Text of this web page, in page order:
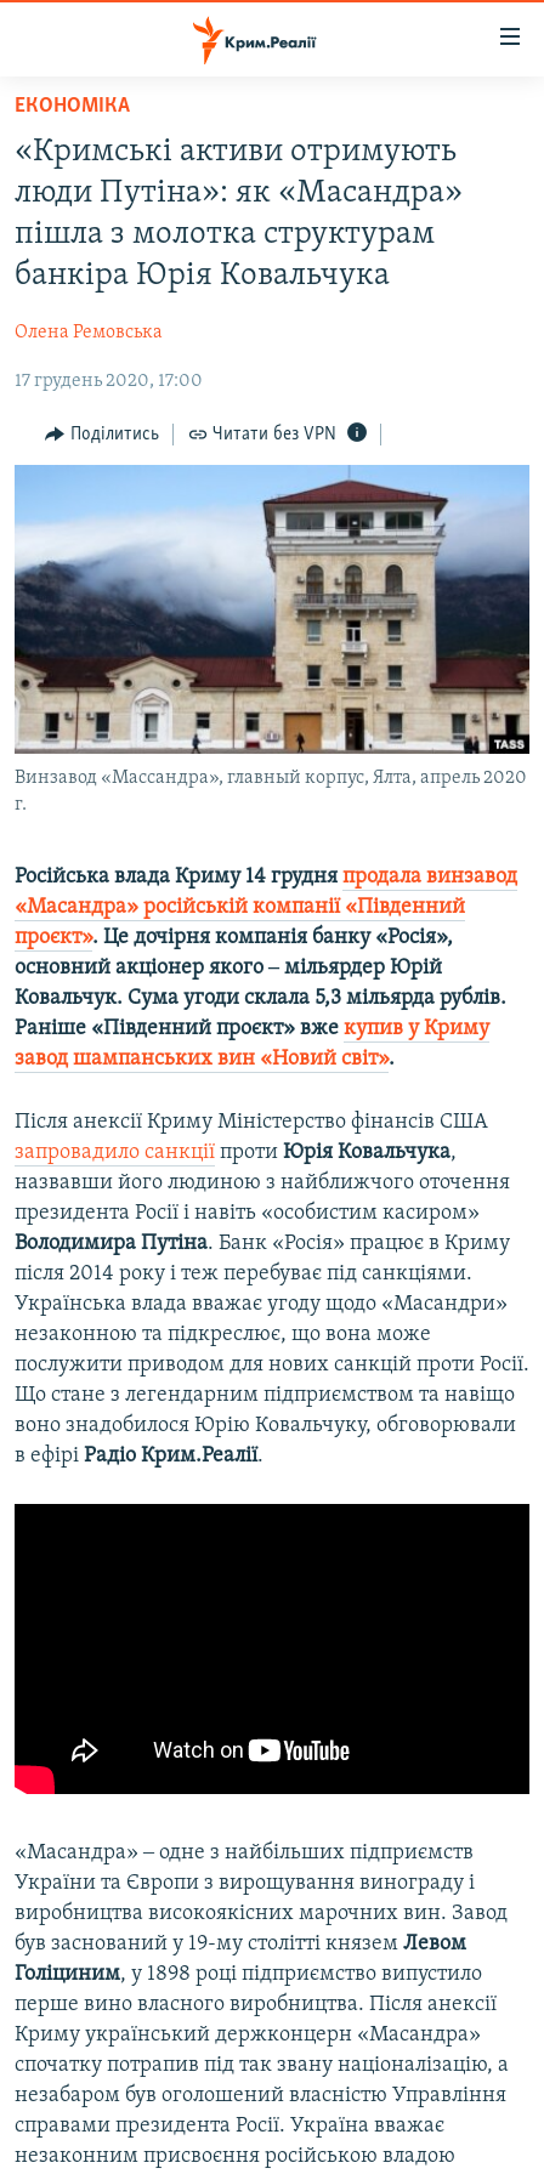
Перейти
основного
матеріалу
Перейти
до
основної
Перейти
до
ВОДА.КРИМ
ВІДЕО ТА ФОТО
ПОЛІТИКА
ІНТЕРВ'Ю
ВСЕ ЗА ДЕНЬ
ДЕПОРТАЦІЯ
ВІДЕОУРОКИ «ELIFBE»
СВІДЧЕННЯ ОКУПАЦІЇ
УКРАЇНСЬКА ПРОБЛЕМА КРИМУ
ІНФОГРАФІКА
ЯК ОБІЙТИ БЛОКУВАННЯ
Русский
Qırımtatar
ДОЛУЧАЙСЯ!
ЕКОНОМІКА
«Кримські активи отримують
люди Путіна»: як «Масандра»
пішла з молотка структурам
банкіра Юрія Ковальчука
Олена Ремовська
17 грудень 2020, 17:00
Поділитись Читати без VPN
Винзавод «Массандра», главный корпус, Ялта, апрель 2020
г.
Російська влада Криму 14 грудня продала винзавод
«Масандра» російській компанії «Південний
проєкт». Це дочірня компанія банку «Росія»,
основний акціонер якого ‒ мільярдер Юрій
Ковальчук. Сума угоди склала 5,3 мільярда рублів.
Раніше «Південний проєкт» вже купив у Криму
завод шампанських вин «Новий світ».
Після анексії Криму Міністерство фінансів США
запровадило санкції проти Юрія Ковальчука,
назвавши його людиною з найближчого оточення
президента Росії і навіть «особистим касиром»
Володимира Путіна. Банк «Росія» працює в Криму
після 2014 року і теж перебуває під санкціями.
Українська влада вважає угоду щодо «Масандри»
незаконною та підкреслює, що вона може
послужити приводом для нових санкцій проти Росії.
Що стане з легендарним підприємством та навіщо
воно знадобилося Юрію Ковальчуку, обговорювали
в ефірі Радіо Крим.Реалії.
«Масандра» ‒ одне з найбільших підприємств
України та Європи з вирощування винограду і
виробництва високоякісних марочних вин. Завод
був заснований у 19-му столітті князем Левом
Голіциним, у 1898 році підприємство випустило
перше вино власного виробництва. Після анексії
Криму український держконцерн «Масандра»
спочатку потрапив під так звану націоналізацію, а
незабаром був оголошений власністю Управління
справами президента Росії. Україна вважає
незаконним присвоєння російською владою